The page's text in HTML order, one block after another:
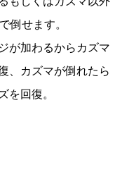
倒せます。
が加わるからカズマ
、カズマが倒れたら
を回復。